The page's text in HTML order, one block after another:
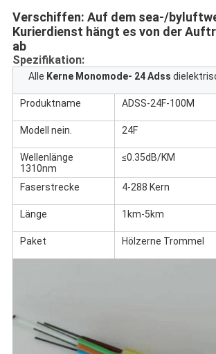
Verschiffen: Auf dem sea-/
Kurierdienst hängt es von der
ab
Spezifikation:
Alle Kerne Monomode- 24 Adss
Produktname ADSS-24F-100M
Modell nein. 24F
Wellenlänge
1310nm
≤0.35dB/KM
Faserstrecke 4-288 Kern
Länge 1km-5km
Paket Hölzerne Trommel